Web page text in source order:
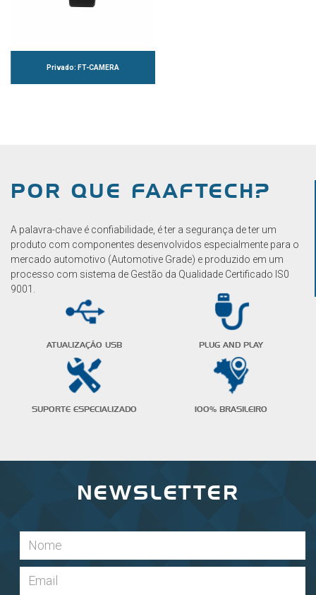
Privado: FT-CAMERA
POR QUE FAAFTECH?
A palavra-chave é confiabilidade, é ter a segurança de ter um
produto com componentes desenvolvidos especialmente para o
mercado automotivo (Automotive Grade) e produzido em um
processo com sistema de Gestão da Qualidade Certificado IS0
9001.
ATUALIZAÇÃO USB PLUG AND PLAY
SUPORTE ESPECIALIZADO 100% BRASILEIRO
NEWSLETTER